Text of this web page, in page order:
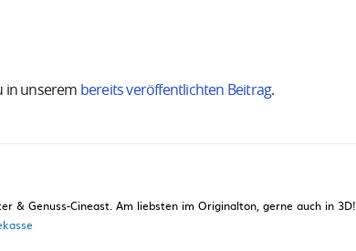
in unserem bereits veröffentlichten Beitrag.
& Genuss-Cineast. Am liebsten im Originalton, gerne auch in 3D!